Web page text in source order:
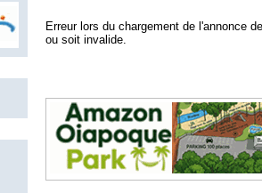
Erreur lors du chargement de l'annonce
ou soit invalide.